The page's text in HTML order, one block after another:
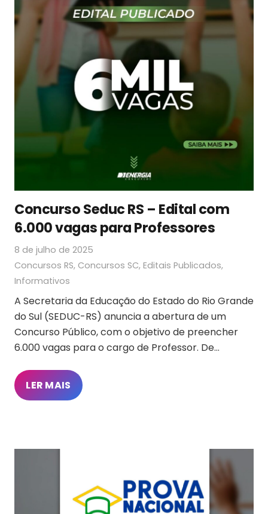
Concurso Seduc RS – Edital com
6.000 vagas para Professores
8 de julho de 2025
Concursos RS, Concursos SC, Editais Publicados,
Informativos
A Secretaria da Educação do Estado do Rio Grande
do Sul (SEDUC-RS) anuncia a abertura de um
Concurso Público, com o objetivo de preencher
6.000 vagas para o cargo de Professor. De…
LER MAIS